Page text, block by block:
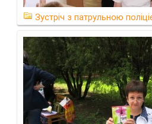
Зустріч з патрульною